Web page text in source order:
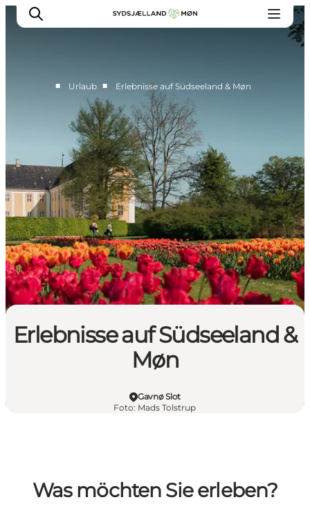
Erleben
Städte und Orte
Events
Essen
Unterkunft
Reise planen
■ Urlaub ■ Erlebnisse auf Südseeland & Møn
Erlebnisse auf Südseeland &
Møn
Gavnø Slot
Foto: Mads Tolstrup
Was möchten Sie erleben?